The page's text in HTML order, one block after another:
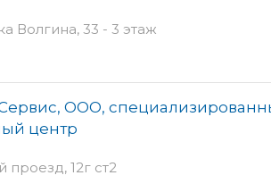
Волгина, 33 - 3 этаж
ООО,
центр
проезд, 12г ст2